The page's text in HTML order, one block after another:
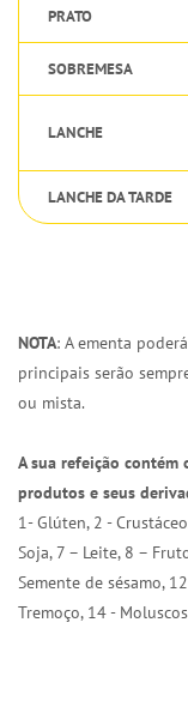
PRATO
SOBREMESA
LANCHE
LANCHE DA TARDE
NOTA: A ementa
principais serão
ou mista.
A sua refeição contém
produtos e seus
1- Glúten, 2 -
Soja, 7 – Leite, 8 –
Semente de sésamo,
Tremoço, 14 - Moluscos